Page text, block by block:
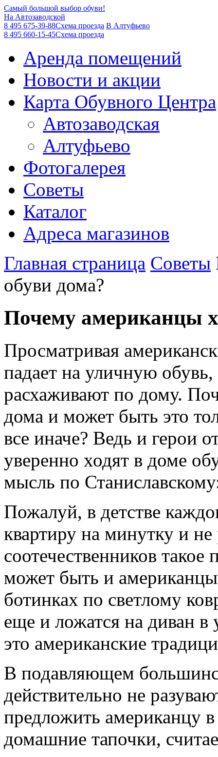
Самый большой выбор обуви!
На Автозаводской
8 495 675-39-88Схема проезда В Алтуфьево
8 495 660-15-45Схема проезда
Аренда помещений
Новости и акции
Карта Обувного Центра
Автозаводская
Алтуфьево
Фотогалерея
Советы
Каталог
Адреса магазинов
Главная страница Советы
обуви дома?
Почему американцы
Просматривая
падает на уличную
расхаживают по дому.
дома и может быть это
все иначе? Ведь и герои
уверенно ходят в доме
мысль по
Пожалуй, в детстве
квартиру на минутку и
соотечественников
может быть и
ботинках по светлому
еще и ложатся на диван в
это американские
В подавляющем
действительно не
предложить американцу в
домашние тапочки,